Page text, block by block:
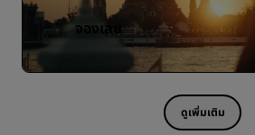
จองเลย
ดูเพิ่มเติม